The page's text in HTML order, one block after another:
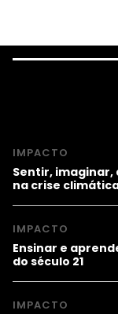
IMPACTO
Sentir, imaginar,
na crise
IMPACTO
Ensinar e
do século 21
IMPACTO